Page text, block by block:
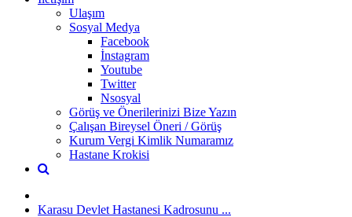
Ulaşım
Sosyal Medya
Facebook
İnstagram
Youtube
Twitter
Nsosyal
Görüş ve Önerilerinizi Bize Yazın
Çalışan Bireysel Öneri / Görüş
Kurum Vergi Kimlik Numaramız
Hastane Krokisi
Karasu Devlet Hastanesi Kadrosunu ...